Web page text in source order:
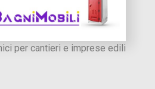
per cantieri e imprese edili